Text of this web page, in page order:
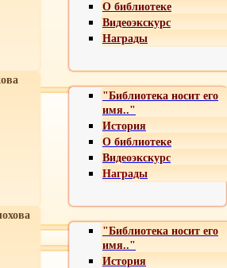
О библиотеке
Видеоэкскурс
Награды
"Библиотека носит его
имя.."
История
О библиотеке
Видеоэкскурс
Награды
"Библиотека носит его
имя.."
История